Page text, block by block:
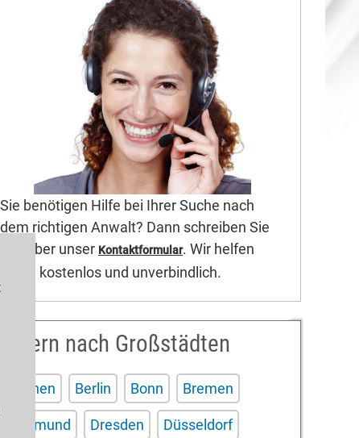
Sie benötigen Hilfe bei Ihrer Suche nach
dem richtigen Anwalt? Dann schreiben Sie
uns über unser Kontaktformular. Wir helfen
Ihnen kostenlos und unverbindlich.
Filtern nach Großstädten
Aachen Berlin Bonn Bremen
Dortmund Dresden Düsseldorf